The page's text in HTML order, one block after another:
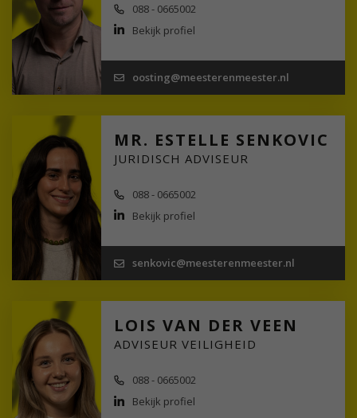
088 - 0665002
Bekijk profiel
oosting@meesterenmeester.nl
MR. ESTELLE SENKOVIC
JURIDISCH ADVISEUR
088 - 0665002
Bekijk profiel
senkovic@meesterenmeester.nl
LOIS VAN DER VEEN
ADVISEUR VEILIGHEID
088 - 0665002
Bekijk profiel